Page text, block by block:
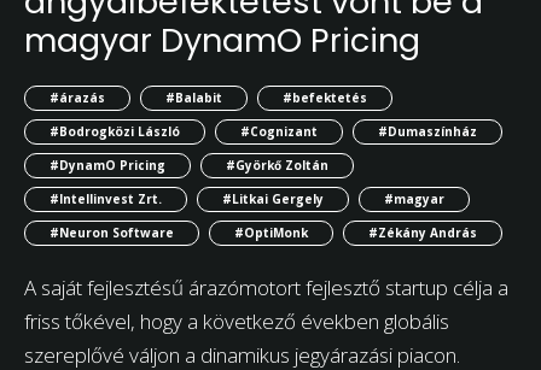
magyar DynamO Pricing
#árazás #Balabit
#befektetés
#Bodrogközi László
#Cognizant
#Dumaszínház
#DynamO Pricing
#Györkő Zoltán
#Intellinvest Zrt.
#Litkai Gergely
#magyar
#Neuron Software
#OptiMonk #Zékány András
A saját fejlesztésű árazómotort fejlesztő startup célja a
friss tőkével, hogy a következő években globális
szereplővé váljon a dinamikus jegyárazási piacon.